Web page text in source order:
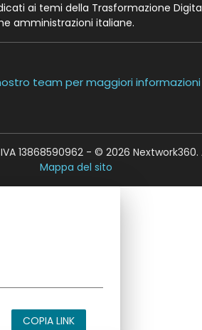
ai temi della Trasformazione
amministrazioni italiane.
team per maggiori informazioni
- © 2026 Nextwork360. ALL
Mappa del sito
COPIA LINK